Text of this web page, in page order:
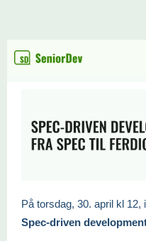
På torsdag, 30. april kl
Spec-driven